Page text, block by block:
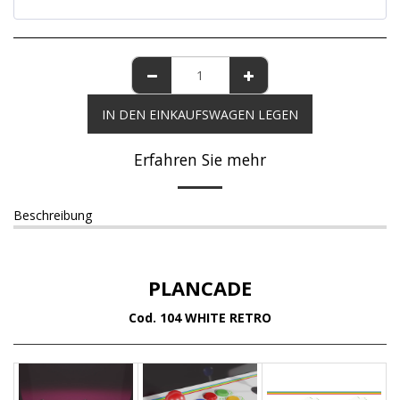
IN DEN EINKAUFSWAGEN LEGEN
Erfahren Sie mehr
Beschreibung
PLANCADE
Cod. 104 WHITE RETRO